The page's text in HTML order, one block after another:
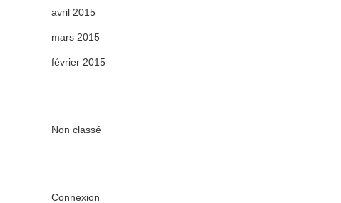
avril 2015
mars 2015
février 2015
Non classé
Connexion